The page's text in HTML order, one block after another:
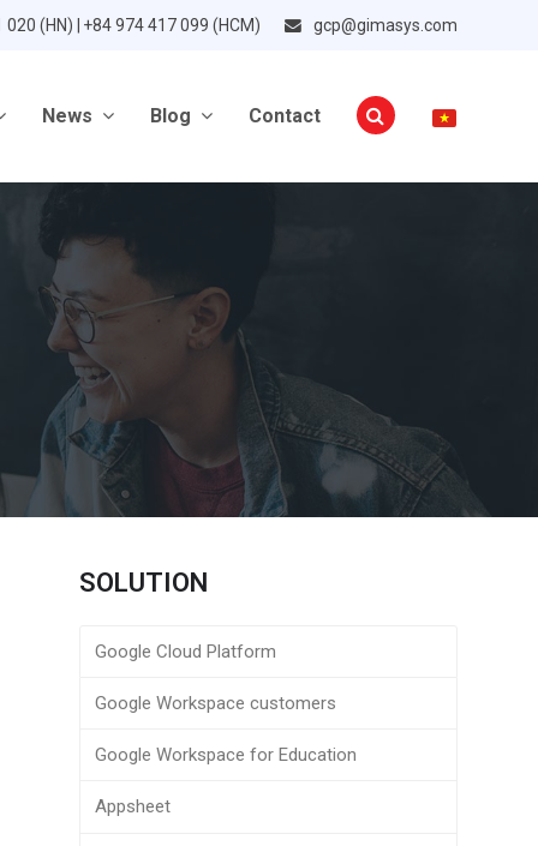
(HN) | +84 974 417 099 (HCM) gcp@gimasys.com
News Blog Contact
SOLUTION
Google Cloud Platform
Google Workspace customers
Google Workspace for Education
Appsheet